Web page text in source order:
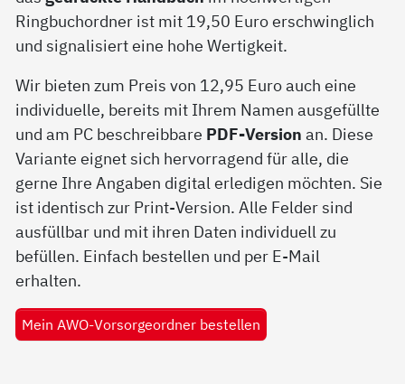
Ringbuchordner ist mit 19,50 Euro erschwinglich
und signalisiert eine hohe Wertigkeit.
Wir bieten zum Preis von 12,95 Euro auch eine
individuelle, bereits mit Ihrem Namen ausgefüllte
und am PC beschreibbare PDF-Version an. Diese
Variante eignet sich hervorragend für alle, die
gerne Ihre Angaben digital erledigen möchten. Sie
ist identisch zur Print-Version. Alle Felder sind
ausfüllbar und mit ihren Daten individuell zu
befüllen. Einfach bestellen und per E-Mail
erhalten.
Mein AWO-Vorsorgeordner bestellen